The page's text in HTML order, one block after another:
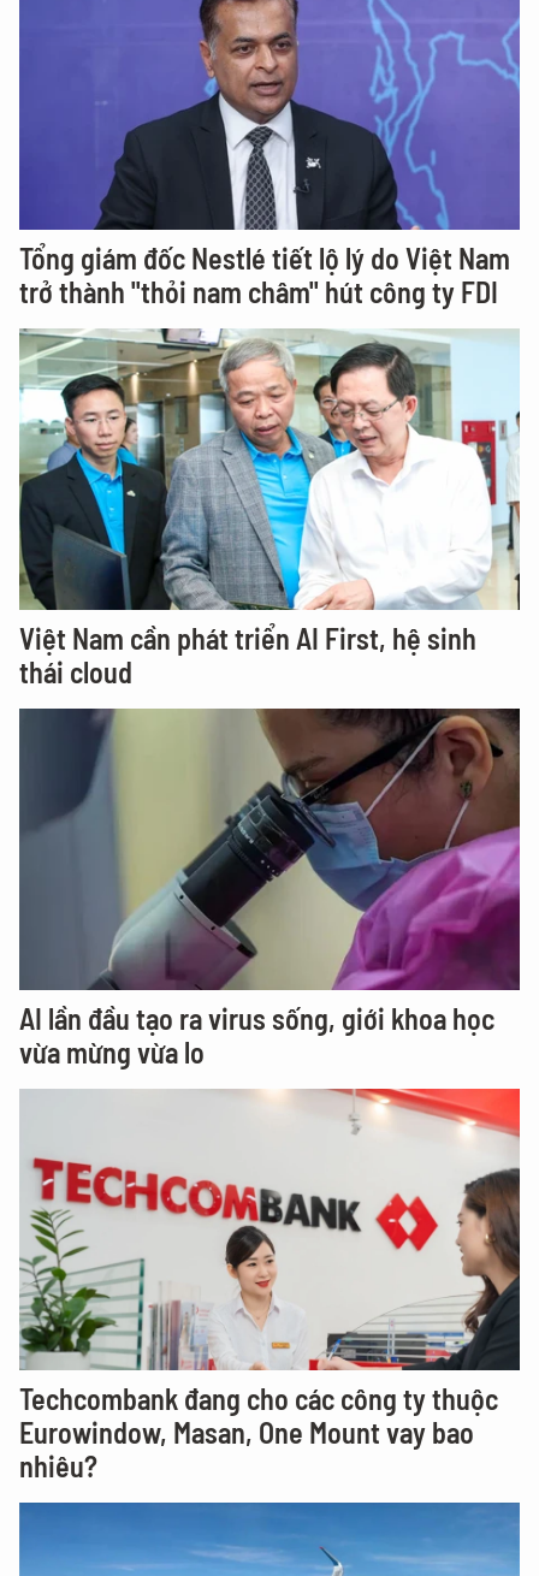
Tổng giám đốc Nestlé tiết lộ lý do Việt Nam
trở thành "thỏi nam châm" hút công ty FDI
Việt Nam cần phát triển AI First, hệ sinh
thái cloud
AI lần đầu tạo ra virus sống, giới khoa học
vừa mừng vừa lo
Techcombank đang cho các công ty thuộc
Eurowindow, Masan, One Mount vay bao
nhiêu?